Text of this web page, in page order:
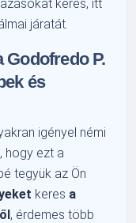
keres, itt
járatát.
Godofredo P.
és
igényel némi
hogy ezt a
tegyük az Ön
keres a
, érdemes több